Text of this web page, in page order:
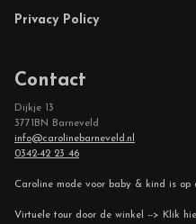
Privacy Policy
Contact
Dijkje 13
3771BN Barneveld
info@carolinebarneveld.nl
0342-42 23 46
Caroline mode voor baby & kind is op
Virtuele tour door de winkel --> Klik